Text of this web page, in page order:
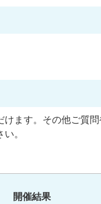
けます。その他ご質問
。
開催結果